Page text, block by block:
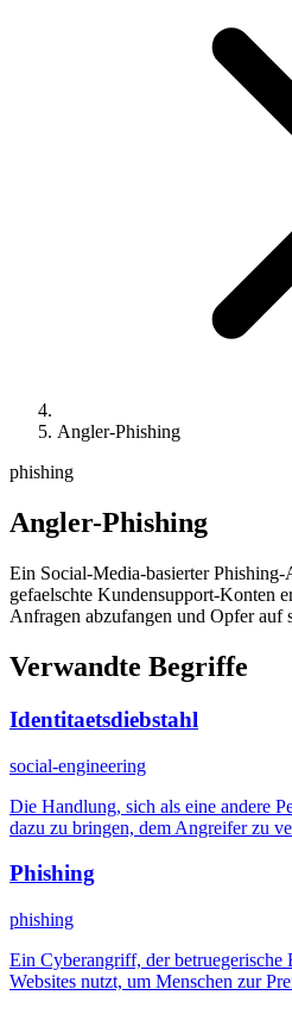
Angler-Phishing
phishing
Angler-Phishing
Ein Social-Media-basierter
gefaelschte Kundensupport-Konten
Anfragen abzufangen und Opfer auf
Verwandte Begriffe
Identitaetsdiebstahl
social-engineering
Die Handlung, sich als eine andere
dazu zu bringen, dem Angreifer zu
Phishing
phishing
Ein Cyberangriff, der betruegerische
Websites nutzt, um Menschen zur